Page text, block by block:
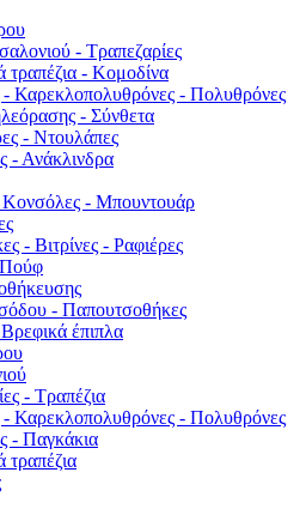
- Τραπεζαρίες
τραπέζια - Κομοδίνα
Καρεκλοπολυθρόνες - Πολυθρόνες
- Σύνθετα
- Ντουλάπες
- Ανάκλινδρα
Κονσόλες - Μπουντουάρ
- Βιτρίνες - Ραφιέρες
- Παπουτσοθήκες
έπιπλα
- Τραπέζια
Καρεκλοπολυθρόνες - Πολυθρόνες
- Παγκάκια
τραπέζια